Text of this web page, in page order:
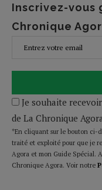
Inscrivez-vous
Chronique
Je souhaite
de La Chronique
*En cliquant sur le bouton ci-
traité et exploité pour que je
Agora et mon Guide Spécial.
Chronique Agora. Voir notre